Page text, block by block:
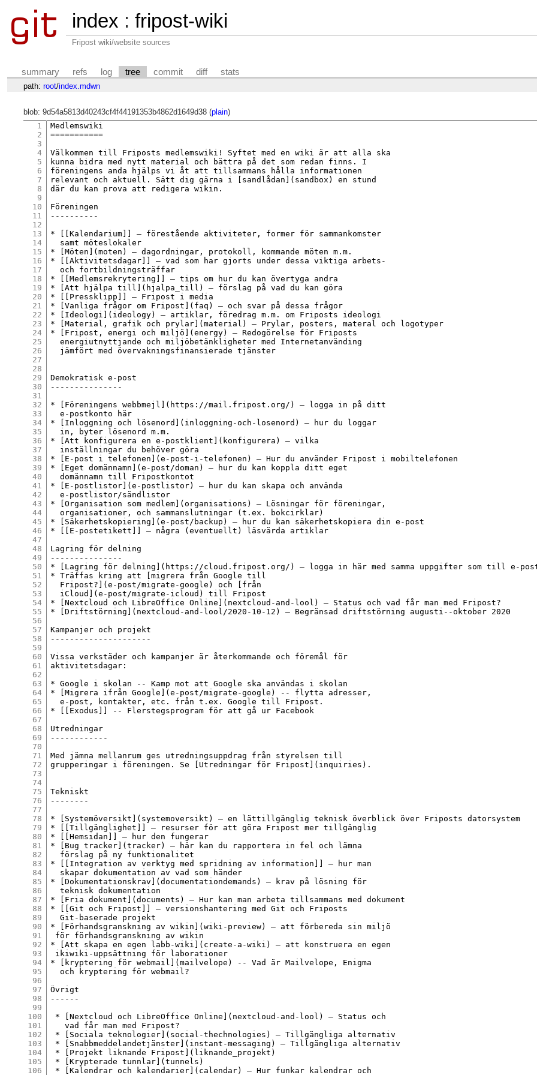
index : fripost-wiki
Fripost wiki/website sources
summary refs log tree commit diff stats
path: root/index.mdwn
blob: 9d54a5813d40243cf4f44191353b4862d1649d38 (plain)
1
2
3
4
5
6
7
8
9
10
11
12
13
14
15
16
17
18
19
20
21
22
23
24
25
26
27
28
29
30
31
32
33
34
35
36
37
38
39
40
41
42
43
44
45
46
47
48
49
50
51
52
53
54
55
56
57
58
59
60
61
62
63
64
65
66
67
68
69
70
71
72
73
74
75
76
77
78
79
80
81
82
83
84
85
86
87
88
89
90
91
92
93
94
95
96
97
98
99
100
101
102
103
104
105
106
Medlemswiki
===========
Välkommen till Friposts medlemswiki! Syftet med en wiki är att alla ska
kunna bidra med nytt material och bättra på det som redan finns. I
föreningens anda hjälps vi åt att tillsammans hålla informationen
relevant och aktuell. Sätt dig gärna i [sandlådan](sandbox) en stund
där du kan prova att redigera wikin.
Föreningen
----------
* [[Kalendarium]] – förestående aktiviteter, former för sammankomster
  samt möteslokaler
* [Möten](moten) – dagordningar, protokoll, kommande möten m.m.
* [[Aktivitetsdagar]] – vad som har gjorts under dessa viktiga arbets-
  och fortbildningsträffar
* [[Medlemsrekrytering]] – tips om hur du kan övertyga andra
* [Att hjälpa till](hjalpa_till) – förslag på vad du kan göra
* [[Pressklipp]] – Fripost i media
* [Vanliga frågor om Fripost](faq) – och svar på dessa frågor
* [Ideologi](ideology) – artiklar, föredrag m.m. om Friposts ideologi
* [Material, grafik och prylar](material) – Prylar, posters, materal och logotyper
* [Fripost, energi och miljö](energy) – Redogörelse för Friposts
  energiutnyttjande och miljöbetänkligheter med Internetanvänding
  jämfört med övervakningsfinansierade tjänster
Demokratisk e-post
---------------
* [Föreningens webbmejl](https://mail.fripost.org/) – logga in på ditt
  e-postkonto här
* [Inloggning och lösenord](inloggning-och-losenord) – hur du loggar
  in, byter lösenord m.m.
* [Att konfigurera en e-postklient](konfigurera) – vilka
  inställningar du behöver göra
* [E-post i telefonen](e-post-i-telefonen) – Hur du använder Fripost i mobiltelefonen
* [Eget domännamn](e-post/doman) – hur du kan koppla ditt eget
  domännamn till Fripostkontot
* [E-postlistor](e-postlistor) – hur du kan skapa och använda
  e-postlistor/sändlistor
* [Organisation som medlem](organisations) – Lösningar för föreningar,
  organisationer, och sammanslutningar (t.ex. bokcirklar)
* [Säkerhetskopiering](e-post/backup) – hur du kan säkerhetskopiera din e-post
* [[E-postetikett]] – några (eventuellt) läsvärda artiklar
Lagring för delning
---------------
* [Lagring för delning](https://cloud.fripost.org/) – logga in här med samma uppgifter som till e-
* Träffas kring att [migrera från Google till
  Fripost?](e-post/migrate-google) och [från
  iCloud](e-post/migrate-icloud) till Fripost
* [Nextcloud och LibreOffice Online](nextcloud-and-lool) – Status och vad får man med Fripost?
* [Driftstörning](nextcloud-and-lool/2020-10-12) – Begränsad driftstörning augusti--oktober 2020
Kampanjer och projekt
---------------------
Vissa verkstäder och kampanjer är återkommande och föremål för
aktivitetsdagar:
* Google i skolan -- Kamp mot att Google ska användas i skolan
* [Migrera ifrån Google](e-post/migrate-google) -- flytta adresser,
  e-post, kontakter, etc. från t.ex. Google till Fripost.
* [[Exodus]] -- Flerstegsprogram för att gå ur Facebook
Utredningar
------------
Med jämna mellanrum ges utredningsuppdrag från styrelsen till
grupperingar i föreningen. Se [Utredningar för Fripost](inquiries).
Tekniskt
--------
* [Systemöversikt](systemoversikt) – en lättillgänglig teknisk överblick över Friposts datorsystem
* [[Tillgänglighet]] – resurser för att göra Fripost mer tillgänglig
* [[Hemsidan]] – hur den fungerar
* [Bug tracker](tracker) – här kan du rapportera in fel och lämna
  förslag på ny funktionalitet
* [[Integration av verktyg med spridning av information]] – hur man
  skapar dokumentation av vad som händer
* [Dokumentationskrav](documentationdemands) – krav på lösning för
  teknisk dokumentation
* [Fria dokument](documents) – Hur kan man arbeta tillsammans med dokument
* [[Git och Fripost]] – versionshantering med Git och Friposts
  Git-baserade projekt
* [Förhandsgranskning av wikin](wiki-preview) – att förbereda sin miljö
för förhandsgranskning av wikin
* [Att skapa en egen labb-wiki](create-a-wiki) – att konstruera en egen
ikiwiki-uppsättning för laborationer
* [kryptering för webmail](mailvelope) -- Vad är Mailvelope, Enigma
  och kryptering för webmail?
Övrigt
------
* [Nextcloud och LibreOffice Online](nextcloud-and-lool) – Status och
   vad får man med Fripost?
* [Sociala teknologier](social-thechnologies) – Tillgängliga alternativ
* [Snabbmeddelandetjänster](instant-messaging) – Tillgängliga alternativ
* [Projekt liknande Fripost](liknande_projekt)
* [Krypterade tunnlar](tunnels)
* [Kalendrar och kalendarier](calendar) – Hur funkar kalendrar och